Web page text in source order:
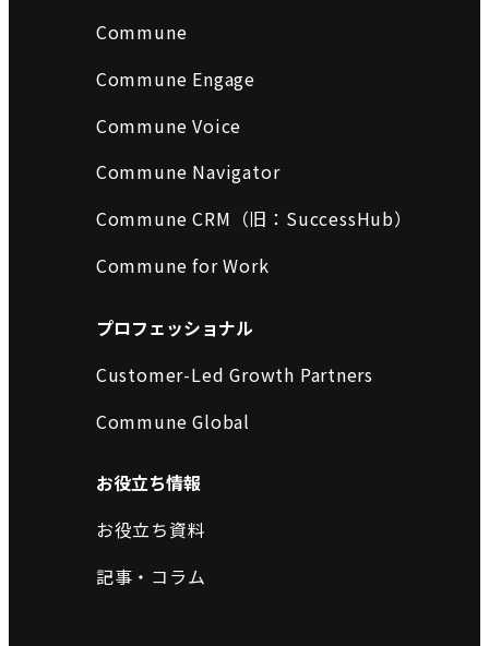
Commune
Commune Engage
Commune Voice
Commune Navigator
Commune CRM（旧：SuccessHub）
Commune for Work
プロフェッショナル
Customer-Led Growth Partners
Commune Global
お役立ち情報
お役立ち資料
記事・コラム